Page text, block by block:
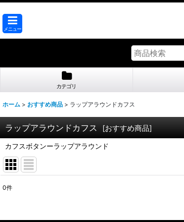
メニュー
カテゴリ
ホーム > おすすめ商品 > ラップアラウンドカフス
ラップアラウンドカフス [おすすめ商品]
カフスボタンーラップアラウンド
0件